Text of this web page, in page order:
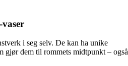
i seg selv. De kan ha unike
gjør dem til rommets midtpunkt – også